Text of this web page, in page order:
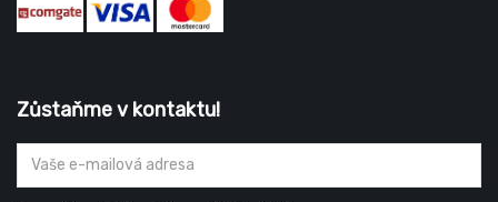
Zůstaňme v kontaktu!